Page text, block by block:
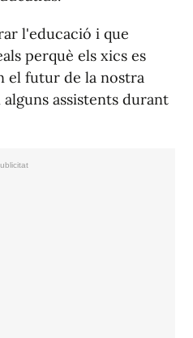
l'educació i que
perquè els xics es
el futur de la nostra
assistents durant